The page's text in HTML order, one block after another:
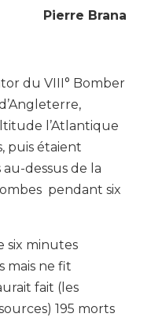
Pierre Brana
du VIII° Bomber
l’Atlantique
puis étaient
dessus de la
pendant six
six minutes
mais ne fit
fait (les
195 morts